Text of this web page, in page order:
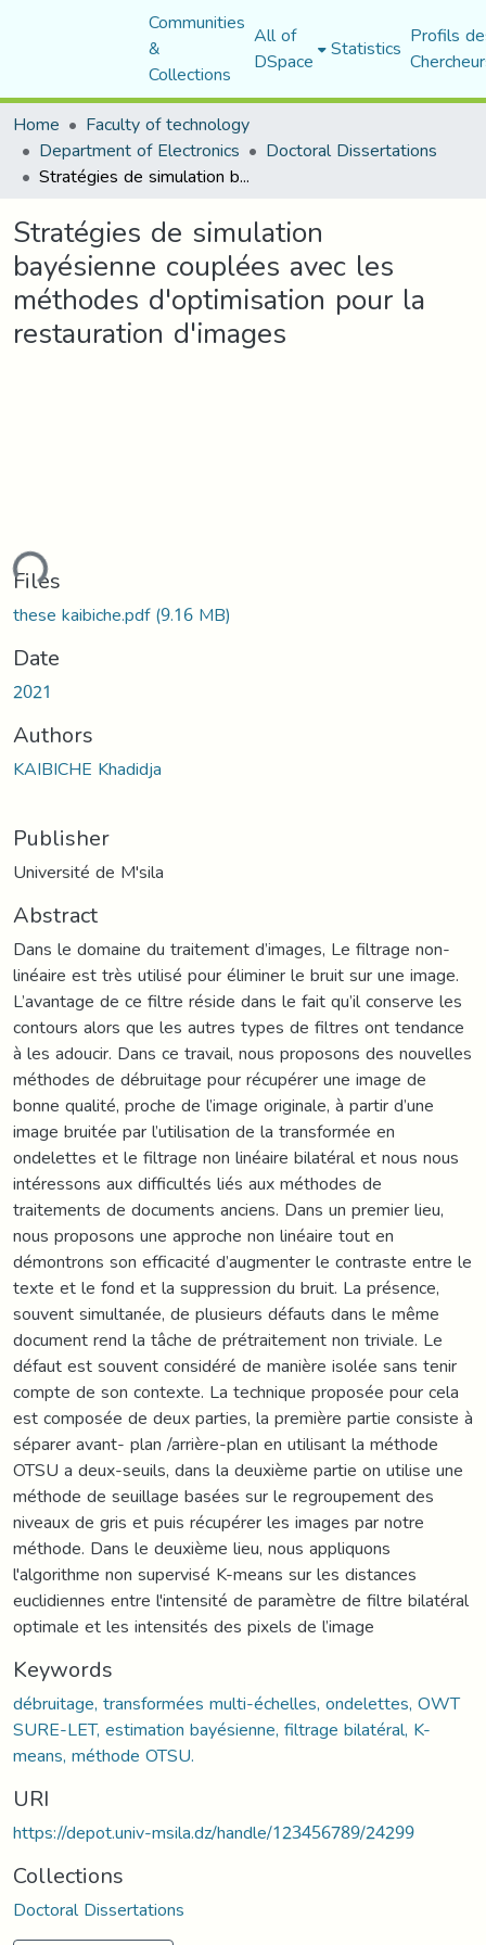
Communities
&
Collections
All of
DSpace Statistics Profils
Home
Faculty of technology
Department of Electronics Doctoral Dissertations
Stratégies de simulation bayésienne couplées avec les méthodes d'optimisation pour la restauration d'images
Stratégies de simulation
bayésienne couplées avec les
méthodes d'optimisation pour la
restauration d'images
Files
these kaibiche.pdf(9.16 MB)
Date
2021
Authors
KAIBICHE Khadidja
Publisher
Université de M'sila
Abstract
Dans le domaine du traitement d’images, Le filtrage non-
linéaire est très utilisé pour éliminer le bruit sur une image.
L’avantage de ce filtre réside dans le fait qu’il conserve les
contours alors que les autres types de filtres ont tendance
à les adoucir. Dans ce travail, nous proposons des nouvelles
méthodes de débruitage pour récupérer une image de
bonne qualité, proche de l’image originale, à partir d’une
image bruitée par l’utilisation de la transformée en
ondelettes et le filtrage non linéaire bilatéral et nous nous
intéressons aux difficultés liés aux méthodes de
traitements de documents anciens. Dans un premier lieu,
nous proposons une approche non linéaire tout en
démontrons son efficacité d’augmenter le contraste entre le
texte et le fond et la suppression du bruit. La présence,
souvent simultanée, de plusieurs défauts dans le même
document rend la tâche de prétraitement non triviale. Le
défaut est souvent considéré de manière isolée sans tenir
compte de son contexte. La technique proposée pour cela
est composée de deux parties, la première partie consiste à
séparer avant- plan /arrière-plan en utilisant la méthode
OTSU a deux-seuils, dans la deuxième partie on utilise une
méthode de seuillage basées sur le regroupement des
niveaux de gris et puis récupérer les images par notre
méthode. Dans le deuxième lieu, nous appliquons
l'algorithme non supervisé K-means sur les distances
euclidiennes entre l'intensité de paramètre de filtre bilatéral
optimale et les intensités des pixels de l’image
Keywords
débruitage, transformées multi-échelles, ondelettes, OWT
SURE-LET, estimation bayésienne, filtrage bilatéral, K-
means, méthode OTSU.
URI
https://depot.univ-msila.dz/handle/123456789/24299
Collections
Doctoral Dissertations